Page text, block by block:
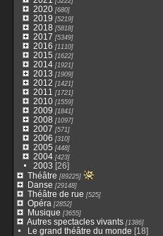
2020[680]
2019 [5219]
2018 [5818]
2017 [5349]
2016 [1110]
2015 [1622]
2014[1921]
2013 [1909]
2012 [1421]
2011 [1721]
2010[1559]
2009 [1841]
2008 [1097]
2007 [571]
2006 [310]
2005 [448]
2004[423]
2003 [26]
Théâtre [89225]
Danse [29148]
Théâtre de rue [525]
Opéra [2852]
Musique [3655]
Autres spectacles vivants[1386]
Le grand théâtre du monde [18]